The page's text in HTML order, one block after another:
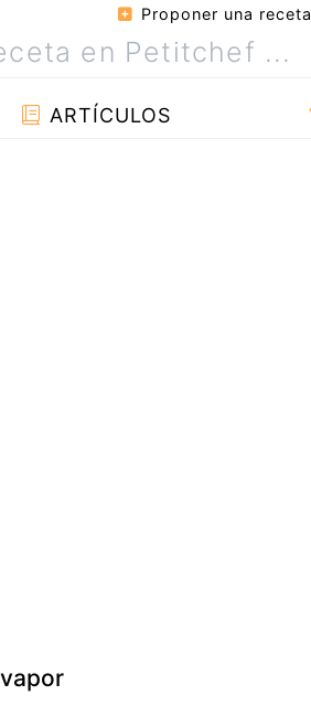
Proponer una receta
ARTÍCULOS